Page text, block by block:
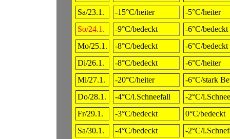
Sa/23.1.
-15°C/heiter
-5°C/heiter
So/24.1.
-9°C/bedeckt
-6°C/bedeckt
Mo/25.1.
-8°C/bedeckt
-6°C/bedeckt
Di/26.1.
-8°C/bedeckt
-6°C/heiter
Mi/27.1.
-20°C/heiter
-6°C/stark
Do/28.1.
-4°C/l.Schneefall
-2°C/
Fr/29.1.
-3°C/bedeckt
0°C/bedeckt
Sa/30.1.
-4°C/bedeckt
-2°C/